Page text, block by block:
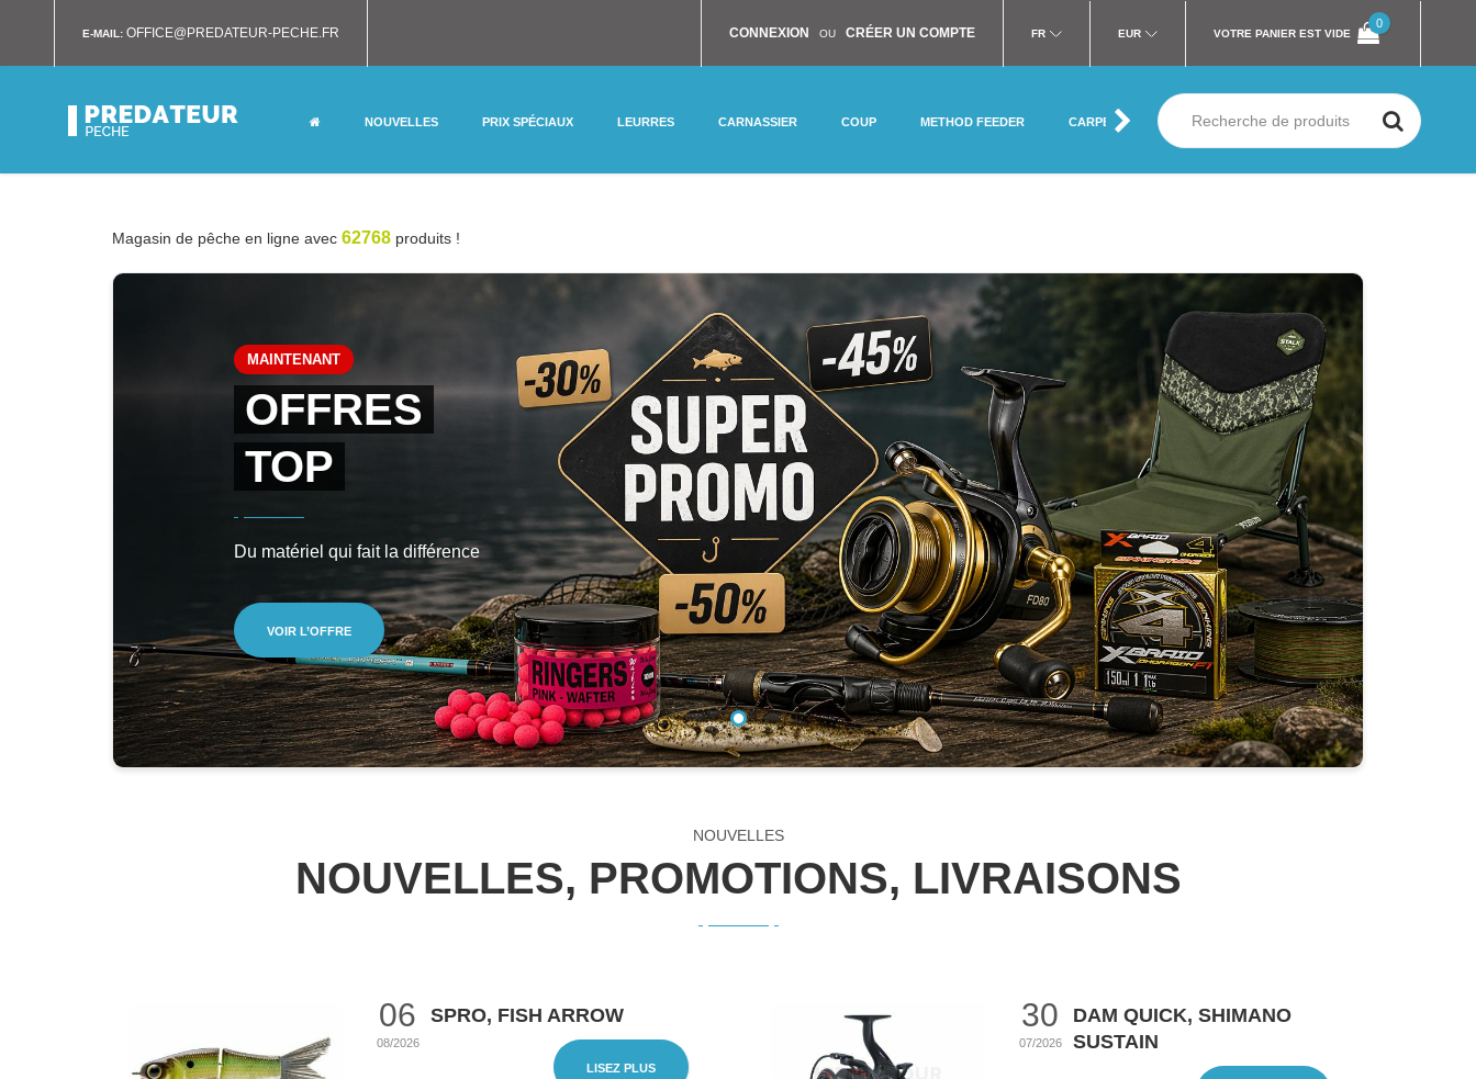
E-MAIL: OFFICE@PREDATEUR-PECHE.FR CONNEXION OU CRÉER UN COMPTE FR EUR VOTRE PANIER EST VIDE
0
NOUVELLES PRIX SPÉCIAUX LEURRES CARNASSIER COUP METHOD FEEDER CARPE MER SILURE MOUCHE
Magasin de pêche en ligne avec 62768 produits !
MAINTENANT
OFFRES
TOP
Du matériel qui fait la différence
VOIR L’OFFRE
NOUVELLES
NOUVELLES, PROMOTIONS, LIVRAISONS
06
08/2026
SPRO, FISH ARROW
LISEZ PLUS
30
07/2026
DAM QUICK, SHIMANO
SUSTAIN